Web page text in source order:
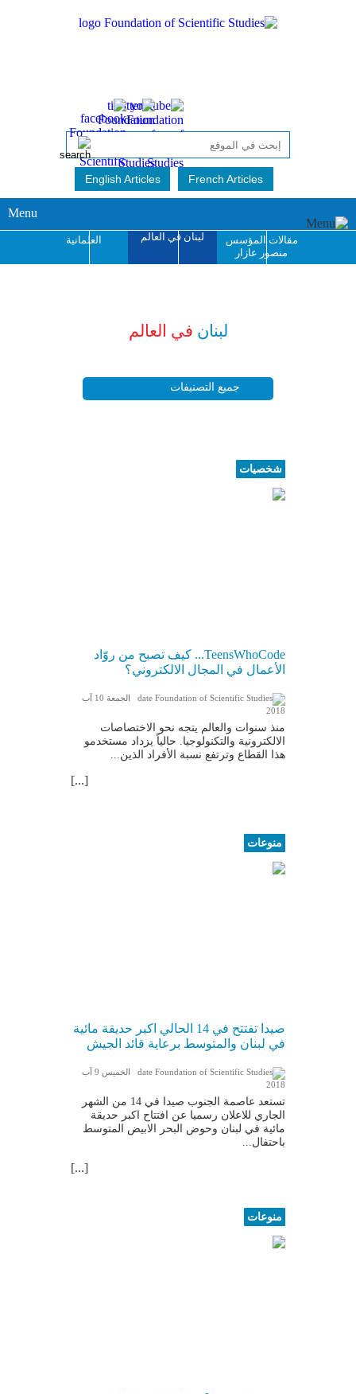
English Articles French Articles
Menu
مقالات المؤسس
منصور عازار
لبنان في العالم العلمانية
لبنان في العالم
شخصيات
TeensWhoCode... كيف تصبح من روّاد
الأعمال في المجال الالكتروني؟
الجمعة 10 آب
2018
منذ سنوات والعالم يتجه نحو الاختصاصات
الالكترونية والتكنولوجيا. حالياً يزداد مستخدمو
هذا القطاع وترتفع نسبة الأفراد الذين...
[...]
منوعات
صيدا تفتتح في 14 الحالي اكبر حديقة مائية
في لبنان والمتوسط برعاية قائد الجيش
الخميس 9 آب
2018
تستعد عاصمة الجنوب صيدا في 14 من الشهر
الجاري للاعلان رسميا عن افتتاح اكبر حديقة
مائية في لبنان وحوض البحر الابيض المتوسط
باحتفال...
[...]
منوعات